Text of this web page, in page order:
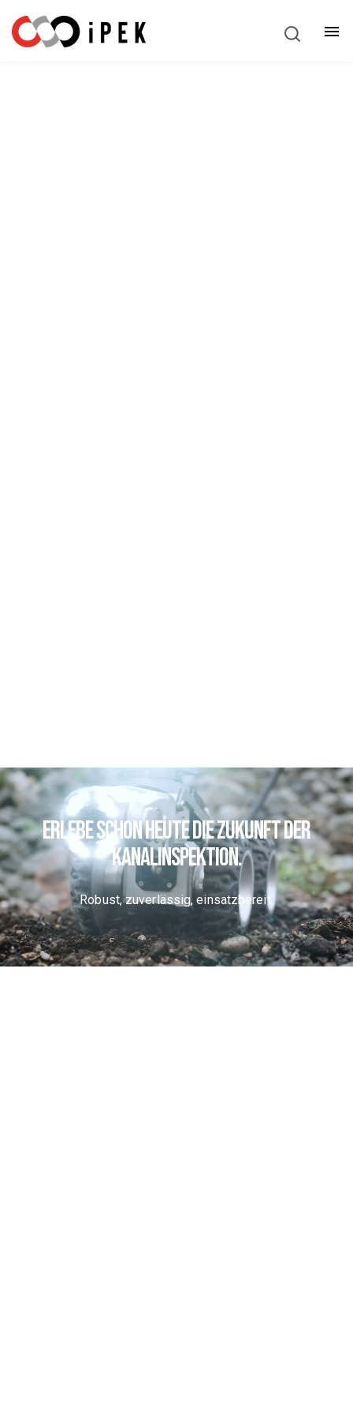
Deutsch
Erlebe schon heute die Zukunft der
Kanalinspektion.
Robust, zuverlässig, einsatzbereit.